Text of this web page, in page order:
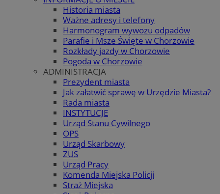
Historia miasta
Ważne adresy i telefony
Harmonogram wywozu odpadów
Parafie i Msze Święte w Chorzowie
Rozkłady jazdy w Chorzowie
Pogoda w Chorzowie
ADMINISTRACJA
Prezydent miasta
Jak załatwić sprawę w Urzędzie Miasta?
Rada miasta
INSTYTUCJE
Urząd Stanu Cywilnego
OPS
Urząd Skarbowy
ZUS
Urząd Pracy
Komenda Miejska Policji
Straż Miejska